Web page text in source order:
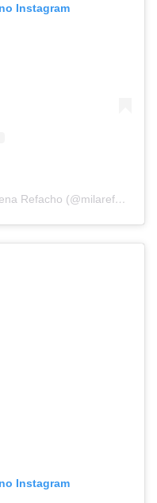
Instagram
Uma publicação partilhada por Milena Refacho (@milarefacho)
Instagram